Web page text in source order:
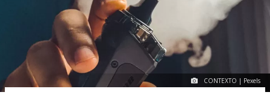
CONTEXTO | Pexels